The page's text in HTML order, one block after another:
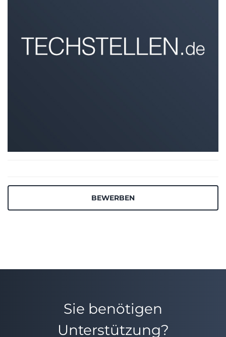
BEWERBEN
Sie benötigen
Unterstützung?